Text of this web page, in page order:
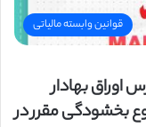
قوانین وابسته مالیاتی
اوراق بهادار
بخشودگی مقرر در